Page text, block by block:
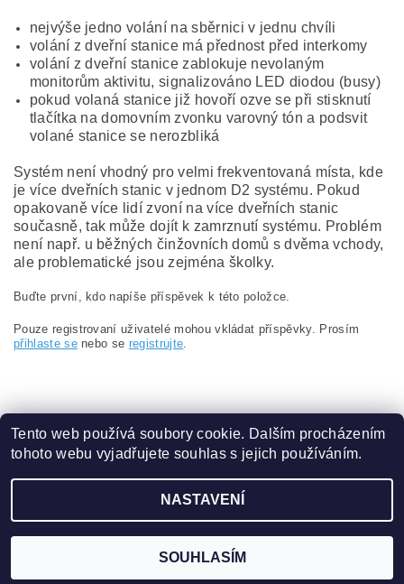
nejvýše jedno volání na sběrnici v jednu chvíli
volání z dveřní stanice má přednost před interkomy
volání z dveřní stanice zablokuje nevolaným
monitorům aktivitu, signalizováno LED diodou (busy)
pokud volaná stanice již hovoří ozve se při stisknutí
tlačítka na domovním zvonku varovný tón a podsvit
volané stanice se nerozbliká
Systém není vhodný pro velmi frekventovaná místa, kde
je více dveřních stanic v jednom D2 systému. Pokud
opakovaně více lidí zvoní na více dveřních stanic
současně, tak může dojít k zamrznutí systému. Problém
není např. u běžných činžovních domů s dvěma vchody,
ale problematické jsou zejména školky.
Buďte první, kdo napíše příspěvek k této položce.
Pouze registrovaní uživatelé mohou vkládat příspěvky. Prosím
přihlaste senebo se registrujte.
Obchodní podmínky | Ochrana osobních údajů
2026 ©eshop.VAKAP.cz, všechna práva vyhrazena
Vytvořil Shoptet
Tento web používá soubory cookie. Dalším procházením
tohoto webu vyjadřujete souhlas s jejich používáním.
NASTAVENÍ
SOUHLASÍM